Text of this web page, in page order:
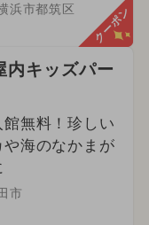
浜市都筑区 クーポン
内キッズパー
無料！珍しい
や海のなかまが
市